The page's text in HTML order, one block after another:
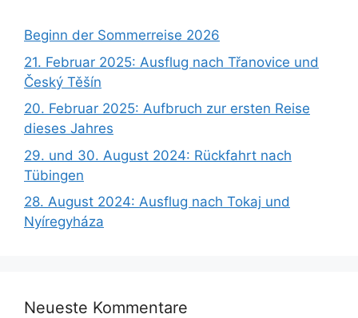
Beginn der Sommerreise 2026
21. Februar 2025: Ausflug nach Třanovice und
Český Těšín
20. Februar 2025: Aufbruch zur ersten Reise
dieses Jahres
29. und 30. August 2024: Rückfahrt nach
Tübingen
28. August 2024: Ausflug nach Tokaj und
Nyíregyháza
Neueste Kommentare